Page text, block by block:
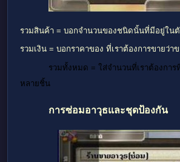
รวมสินค้า = บอกจำนวนของชนิดนั้นที่มีอยู่ในตั
รวมเงิน = บอกราคาของ ที่เราต้องการขายว่า
รวมทั้งหมด = ใส่จำนวนที่เราต้องกา
หลายชิ้น
การซ่อมอาวุธและชุดป้องกัน